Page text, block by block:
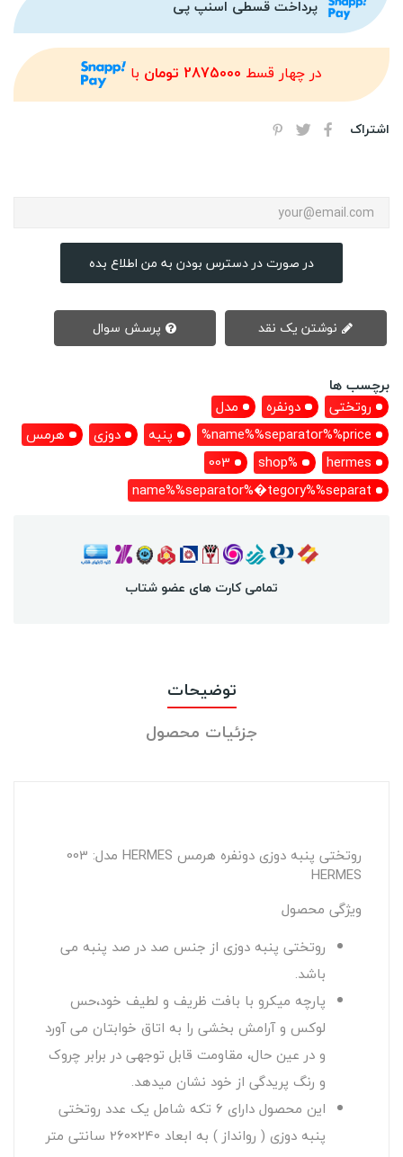
پرداخت قسطی اسنپ پی
در چهار قسط 2875000 تومان با
اشتراک
در صورت در دسترس بودن به من اطلاع بده
برچسب ها
روتختی
دونفره
مدل
name%%separator%%price%
پنبه دوزی
هرمس
hermes
%shop
003
name%%separator%�tegory%%separat
تمامی کارت های عضو شتاب
توضیحات
جزئیات محصول
روتختی پنبه دوزی دونفره هرمس HERMES مدل: 003
HERMES
ویژگی محصول
روتختی پنبه دوزی از جنس صد در صد پنبه می
باشد.
پارچه میکرو با بافت ظریف و لطیف خود،حس
لوکس و آرامش بخشی را به اتاق خوابتان می آورد
و در عین حال، مقاومت قابل توجهی در برابر چروک
و رنگ پریدگی از خود نشان میدهد.
این محصول دارای 6 تکه شامل یک عدد روتختی
پنبه دوزی ( روانداز ) به ابعاد 240‍‍‍‍×260 سانتی متر